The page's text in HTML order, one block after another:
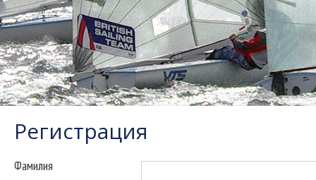
Регистрация
Фамилия